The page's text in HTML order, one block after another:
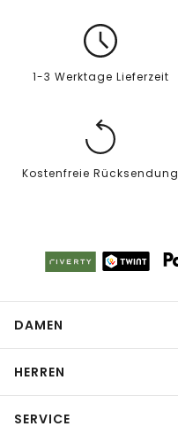
1-3 Werktage Lieferzeit
Kostenfreie Rücksendung
DAMEN
HERREN
SERVICE